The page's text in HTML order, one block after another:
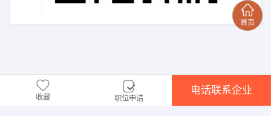
收藏 职位申请
电话联系企业